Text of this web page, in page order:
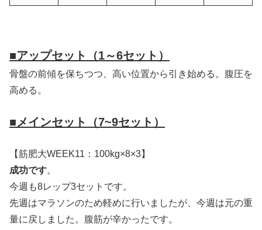
■アップセット（1～6セット）
骨盤の前傾を保ちつつ、高い位置から引き始める。腹圧を
高める。
■メインセット（7~9セット）
【筋肥大WEEK11：100kg×8×3】
成功です。
今週も8レップ3セットです。
先週はマラソンのため軽めに行いましたが、今週は元の重
量に戻しました。腹筋が辛かったです。